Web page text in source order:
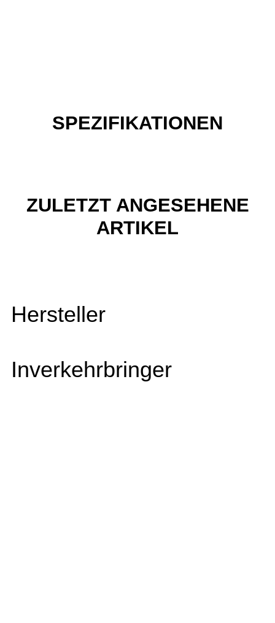
SPEZIFIKATIONEN
ZULETZT ANGESEHENE
ARTIKEL
Hersteller
Inverkehrbringer